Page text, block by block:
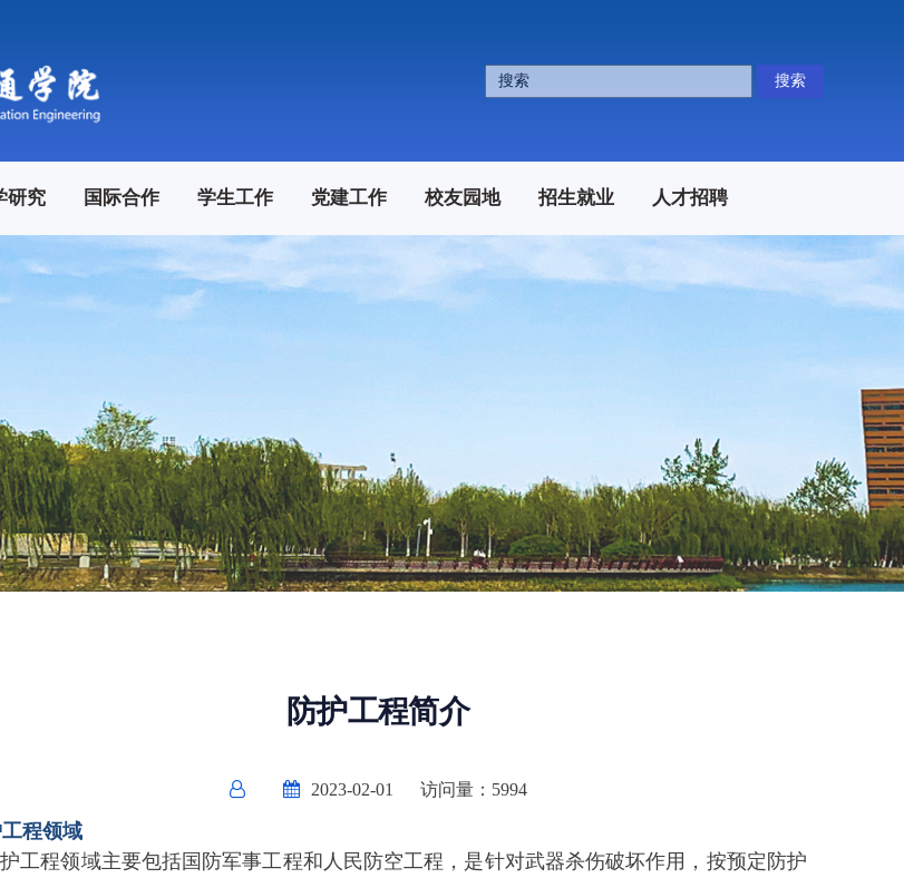
搜索
研究 国际合作 学生工作 党建工作 校友园地 招生就业 人才招聘
防护工程简介
2023-02-01 访问量： 5994
工程领域
工程领域主要包括国防军事工程和人民防空工程，是针对武器杀伤破坏作用，按预定防护